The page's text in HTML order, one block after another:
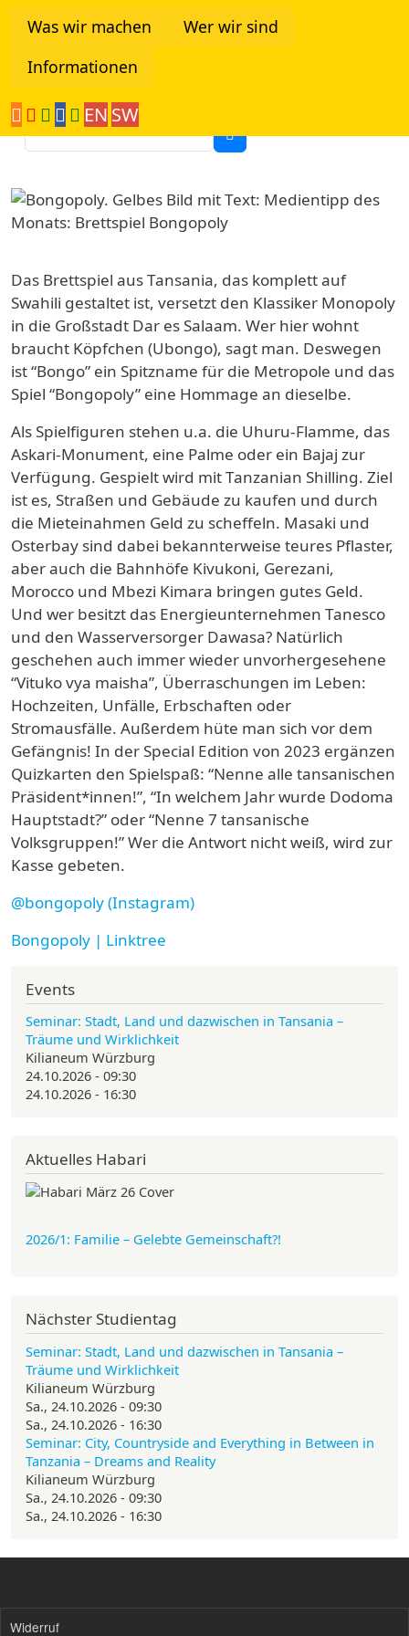
Was wir machen
Wer wir sind
Informationen
EN SW
Suche
Image
Das Brettspiel aus Tansania, das komplett auf
Swahili gestaltet ist, versetzt den Klassiker Monopoly
in die Großstadt Dar es Salaam. Wer hier wohnt
braucht Köpfchen (Ubongo), sagt man. Deswegen
ist “Bongo” ein Spitzname für die Metropole und das
Spiel “Bongopoly” eine Hommage an dieselbe.
Als Spielfiguren stehen u.a. die Uhuru-Flamme, das
Askari-Monument, eine Palme oder ein Bajaj zur
Verfügung. Gespielt wird mit Tanzanian Shilling. Ziel
ist es, Straßen und Gebäude zu kaufen und durch
die Mieteinahmen Geld zu scheffeln. Masaki und
Osterbay sind dabei bekannterweise teures Pflaster,
aber auch die Bahnhöfe Kivukoni, Gerezani,
Morocco und Mbezi Kimara bringen gutes Geld.
Und wer besitzt das Energieunternehmen Tanesco
und den Wasserversorger Dawasa? Natürlich
geschehen auch immer wieder unvorhergesehene
“Vituko vya maisha”, Überraschungen im Leben:
Hochzeiten, Unfälle, Erbschaften oder
Stromausfälle. Außerdem hüte man sich vor dem
Gefängnis! In der Special Edition von 2023 ergänzen
Quizkarten den Spielspaß: “Nenne alle tansanischen
Präsident*innen!”, “In welchem Jahr wurde Dodoma
Hauptstadt?” oder “Nenne 7 tansanische
Volksgruppen!” Wer die Antwort nicht weiß, wird zur
Kasse gebeten.
@bongopoly (Instagram)
Bongopoly | Linktree
Events
Seminar: Stadt, Land und dazwischen in Tansania –
Träume und Wirklichkeit
Kilianeum Würzburg
24.10.2026 - 09:30
24.10.2026 - 16:30
Aktuelles Habari
2026/1: Familie – Gelebte Gemeinschaft?!
Nächster Studientag
Seminar: Stadt, Land und dazwischen in Tansania –
Träume und Wirklichkeit
Kilianeum Würzburg
Sa., 24.10.2026 - 09:30
Sa., 24.10.2026 - 16:30
Seminar: City, Countryside and Everything in Between in
Tanzania – Dreams and Reality
Kilianeum Würzburg
Sa., 24.10.2026 - 09:30
Sa., 24.10.2026 - 16:30
Widerruf